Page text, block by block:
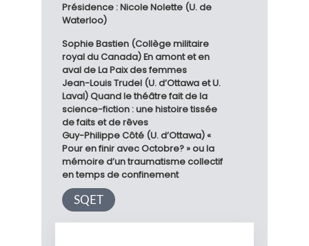
Présidence : Nicole Nolette (U. de
Waterloo)
Sophie Bastien (Collège militaire
royal du Canada) En amont et en
aval de La Paix des femmes
Jean-Louis Trudel (U. d’Ottawa et U.
Laval) Quand le théâtre fait de la
science-fiction : une histoire tissée
de faits et de rêves
Guy-Philippe Côté (U. d’Ottawa) «
Pour en finir avec Octobre? » ou la
mémoire d’un traumatisme collectif
en temps de confinement
SQET